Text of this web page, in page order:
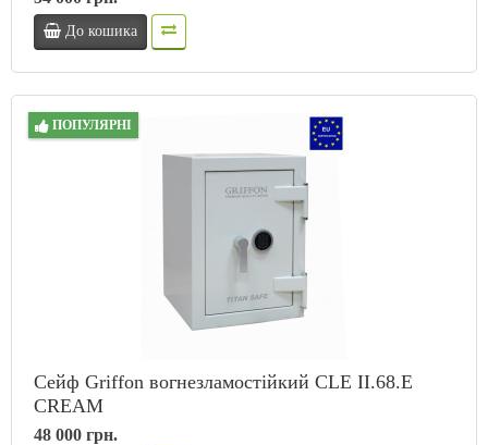
До кошика
ПОПУЛЯРНІ
Сейф Griffon вогнезламостійкий CLE II.68.E
CREAM
48 000 грн.